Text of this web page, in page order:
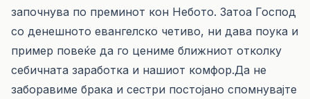
започнува по преминот кон Небото. Затоа Господ
со денешното евангелско четиво, ни дава поука и
пример повеќе да го цениме ближниот отколку
себичната заработка и нашиот комфор.Да не
заборавиме брака и сестри постојано спомнувајте